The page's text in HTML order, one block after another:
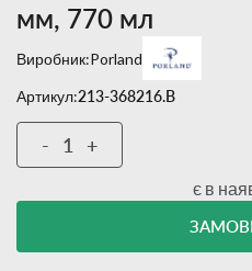
мм, 770 мл
Виробник:Porland
Артикул:213-368216.B
- +
є в